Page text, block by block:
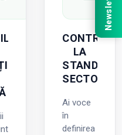
LA
Ai voce
în
definirea